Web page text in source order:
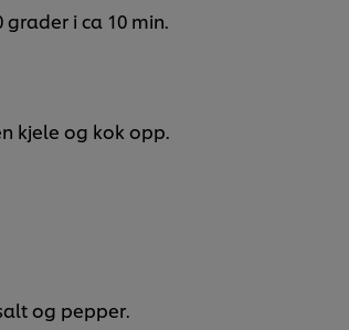
i ca 10 min.
kjele og kok opp.
og pepper.